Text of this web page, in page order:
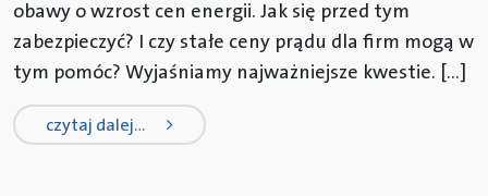
obawy o wzrost cen energii. Jak się przed tym
zabezpieczyć? I czy stałe ceny prądu dla firm mogą w
tym pomóc? Wyjaśniamy najważniejsze kwestie. […]
czytaj dalej…from zamrożenie cen prądu dla